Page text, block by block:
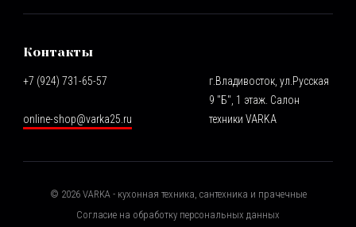
Контакты
+7 (924) 731-65-57
online-shop@varka25.ru
г.Владивосток, ул.Русская
9 "Б", 1 этаж. Салон
техники VARKA
© 2026VARKA - кухонная техника, сантехника и прачечные
Согласие на обработку персональных данных